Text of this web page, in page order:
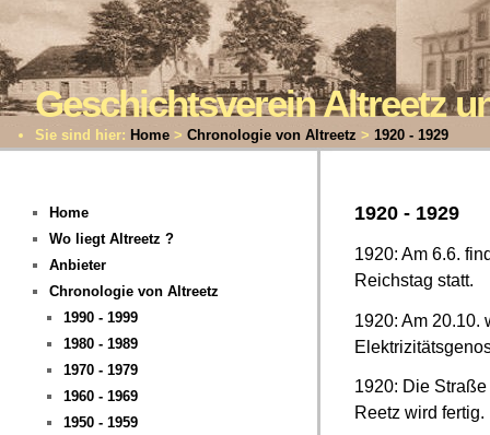
Geschichtsverein Altreetz
Sie sind hier: Home > Chronologie von Altreetz > 1920 - 1929
Home
Wo liegt Altreetz ?
Anbieter
Chronologie von Altreetz
1990 - 1999
1980 - 1989
1970 - 1979
1960 - 1969
1950 - 1959
1920 - 1929
1920: Am 6.6.
Reichstag statt.
1920: Am 20.10.
1920: Die
Reetz wird fertig.